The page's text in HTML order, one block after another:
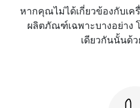
หากคุณไม่ได้เกี่ยวข้องกับเค
ผลิตภัณฑ์เฉพาะบางอย่าง
เดียวกันนั้นด้